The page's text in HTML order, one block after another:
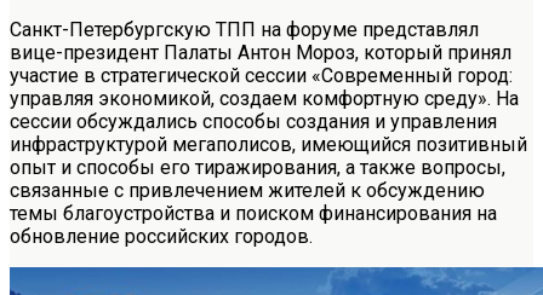
Санкт-Петербургскую ТПП на форуме представлял
вице-президент Палаты Антон Мороз, который принял
участие в стратегической сессии «Современный город:
управляя экономикой, создаем комфортную среду». На
сессии обсуждались способы создания и управления
инфраструктурой мегаполисов, имеющийся позитивный
опыт и способы его тиражирования, а также вопросы,
связанные с привлечением жителей к обсуждению
темы благоустройства и поиском финансирования на
обновление российских городов.